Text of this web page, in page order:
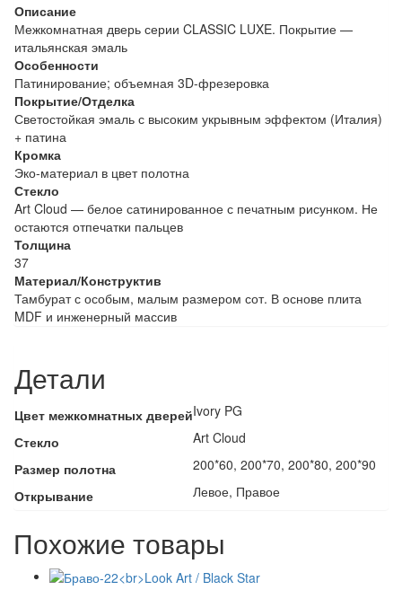
Описание
Межкомнатная дверь серии CLASSIC LUXE. Покрытие —
итальянская эмаль
Особенности
Патинирование; объемная 3D-фрезеровка
Покрытие/Отделка
Светостойкая эмаль с высоким укрывным эффектом (Италия)
+ патина
Кромка
Эко-материал в цвет полотна
Стекло
Art Cloud — белое сатинированное с печатным рисунком. Не
остаются отпечатки пальцев
Толщина
37
Материал/Конструктив
Тамбурат с особым, малым размером сот. В основе плита
MDF и инженерный массив
Детали
Цвет межкомнатных дверейIvory PG
Стекло
Art Cloud
Размер полотна
200*60, 200*70, 200*80, 200*90
Открывание
Левое, Правое
Похожие товары